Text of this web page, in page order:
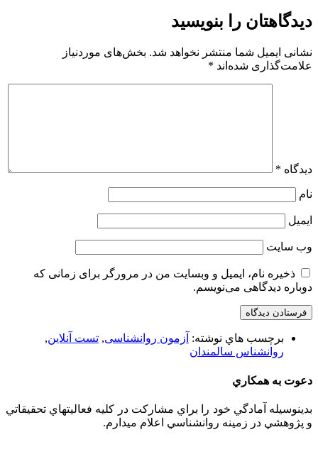
دیدگاهتان را بنویسید
نشانی ایمیل شما منتشر نخواهد شد. بخش‌های موردنیاز
علامت‌گذاری شده‌اند *
دیدگاه *
نام
ایمیل
وب‌ سایت
ذخیره نام، ایمیل و وبسایت من در مرورگر برای زمانی که
دوباره دیدگاهی می‌نویسم.
برچسب هاي نوشته: آزمون روانشناسی, تست آنلاین,
روانشناس سالمندان
دعوت به همكاري
بدينوسيله آمادگي خود را براي مشاركت در كليه فعاليتهاي تحقيقاتي
و پژوهشي در زمينه روانشناسي اعلام ميدارم.